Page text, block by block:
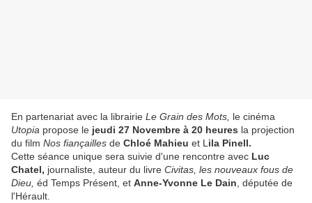
En partenariat avec la librairie Le Grain des Mots, le cinéma
Utopia propose le jeudi 27 Novembre à 20 heures la projection
du film Nos fiançailles de Chloé Mahieu et L ila Pinell.
Cette séance unique sera suivie d'une rencontre avec Luc
Chatel, journaliste, auteur du livre Civitas, les nouveaux fous de
Dieu, éd Temps Présent, et Anne-Yvonne Le Dain , députée de
l'Hérault.